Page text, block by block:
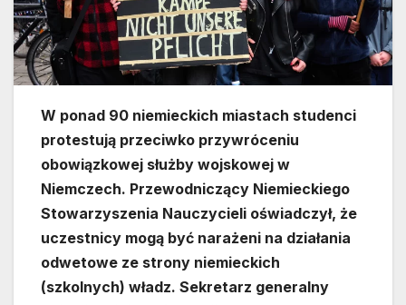
W ponad 90 niemieckich miastach studenci
protestują przeciwko przywróceniu
obowiązkowej służby wojskowej w
Niemczech. Przewodniczący Niemieckiego
Stowarzyszenia Nauczycieli oświadczył, że
uczestnicy mogą być narażeni na działania
odwetowe ze strony niemieckich
(szkolnych) władz. Sekretarz generalny